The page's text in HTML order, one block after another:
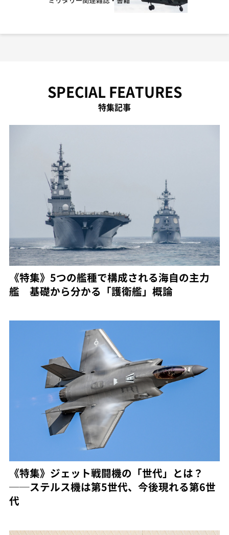
SPECIAL FEATURES
特集記事
《特集》5つの艦種で構成される海自の主力
艦 基礎から分かる「護衛艦」概論
《特集》ジェット戦闘機の「世代」とは？
──ステルス機は第5世代、今後現れる第6世
代